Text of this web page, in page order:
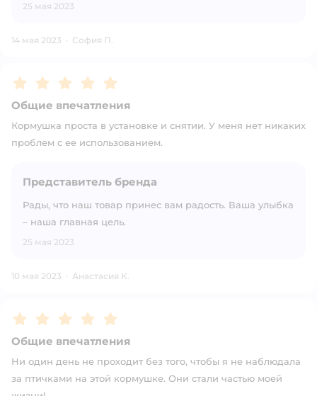
25 мая 2023
14 мая 2023 · София П.
Рейтинг:5
Общие впечатления
Кормушка проста в установке и снятии. У меня нет никаких
проблем с ее использованием.
Представитель бренда
Рады, что наш товар принес вам радость. Ваша улыбка
– наша главная цель.
25 мая 2023
10 мая 2023 · Анастасия К.
Рейтинг:5
Общие впечатления
Ни один день не проходит без того, чтобы я не наблюдала
за птичками на этой кормушке. Они стали частью моей